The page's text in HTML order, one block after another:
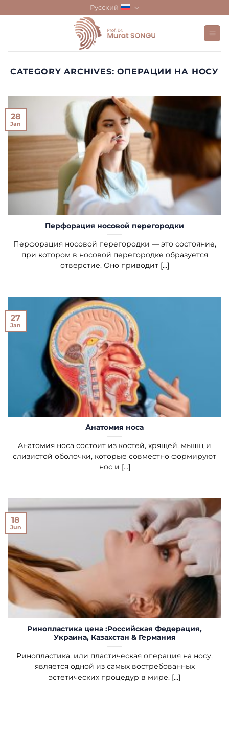
Русский
CATEGORY ARCHIVES:ОПЕРАЦИИ НА НОСУ
Перфорация носовой перегородки
Перфорация носовой перегородки — это состояние,
при котором в носовой перегородке образуется
отверстие. Оно приводит [...]
28
Jan
Анатомия носа
Анатомия носа состоит из костей, хрящей, мышц и
слизистой оболочки, которые совместно формируют
нос и [...]
27
Jan
Ринопластика цена :Российская Федерация,
Украина, Казахстан & Германия
Ринопластика, или пластическая операция на носу,
является одной из самых востребованных
эстетических процедур в мире. [...]
18
Jun